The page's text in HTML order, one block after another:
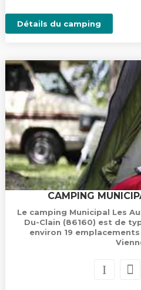
Détails du camping
CAMPING
Le camping Municipal Les
Du-Clain (86160) est de
environ 19